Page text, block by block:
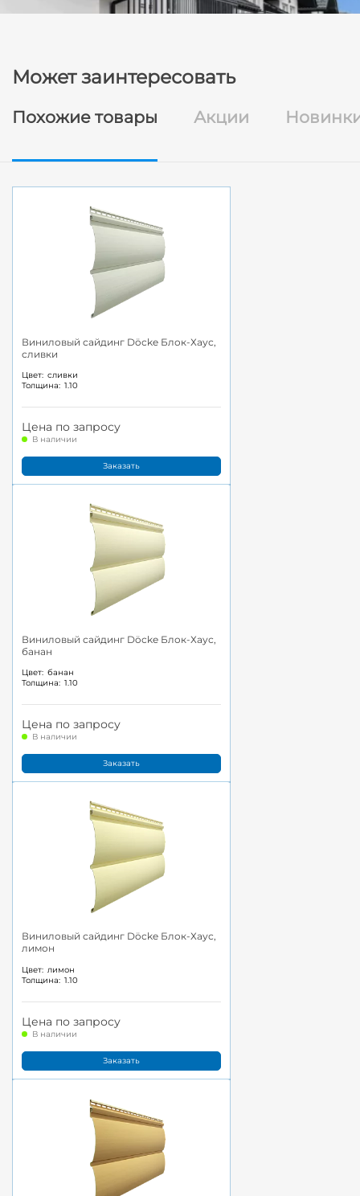
Может заинтересовать
Похожие товары Акции
Виниловый сайдинг Döcke Блок-Хаус,
сливки
Цвет: сливки
Толщина: 1.10
Цена по запросу
В наличии
Заказать
Виниловый сайдинг Döcke Блок-Хаус,
банан
Цвет: банан
Толщина: 1.10
Цена по запросу
В наличии
Заказать
Виниловый сайдинг Döcke Блок-Хаус,
лимон
Цвет: лимон
Толщина: 1.10
Цена по запросу
В наличии
Заказать